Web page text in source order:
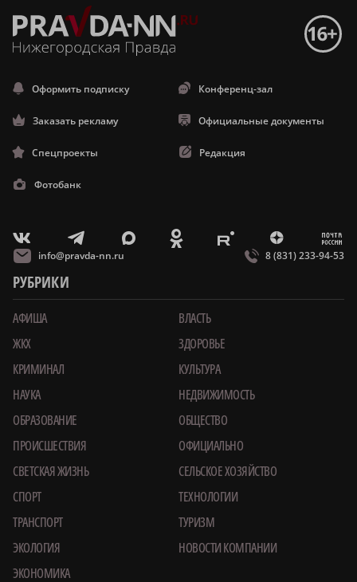
Оформить подписку Конференц-зал
Заказать рекламу Официальные документы
Спецпроекты Редакция
Фотобанк
V T X O E Z m
info@pravda-nn.ru 8 (831) 233-94-53
РУБРИКИ
АФИША
ВЛАСТЬ
ЖКХ
ЗДОРОВЬЕ
КРИМИНАЛ
КУЛЬТУРА
НАУКА
НЕДВИЖИМОСТЬ
ОБРАЗОВАНИЕ
ОБЩЕСТВО
ПРОИСШЕСТВИЯ
ОФИЦИАЛЬНО
СВЕТСКАЯ ЖИЗНЬ
СЕЛЬСКОЕ ХОЗЯЙСТВО
СПОРТ
ТЕХНОЛОГИИ
ТРАНСПОРТ
ТУРИЗМ
ЭКОЛОГИЯ
НОВОСТИ КОМПАНИИ
ЭКОНОМИКА